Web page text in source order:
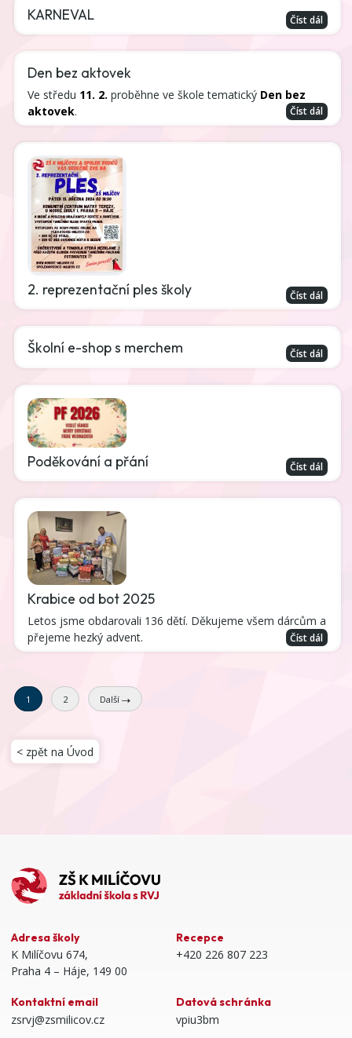
KARNEVAL Číst dál
Den bez aktovek
Ve středu 11. 2. proběhne ve škole tematický Den bez
aktovek. Číst dál
2. reprezentační ples školy Číst dál
Školní e-shop s merchem Číst dál
Poděkování a přání Číst dál
Krabice od bot 2025
Letos jsme obdarovali 136 dětí. Děkujeme všem dárcům a
přejeme hezký advent.
Číst dál
1 2 Další
< zpět na Úvod
Adresa školy
K Milíčovu 674,
Praha 4 – Háje, 149 00
Recepce
+420 226 807 223
Kontaktní email
zsrvj@zsmilicov.cz
Datová schránka
vpiu3bm